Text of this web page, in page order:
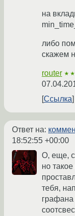
на
либо
скажем
router
Ссылка
Ответ на:
18:52:55 +00:00
О, еще,
но
тебя,
графана